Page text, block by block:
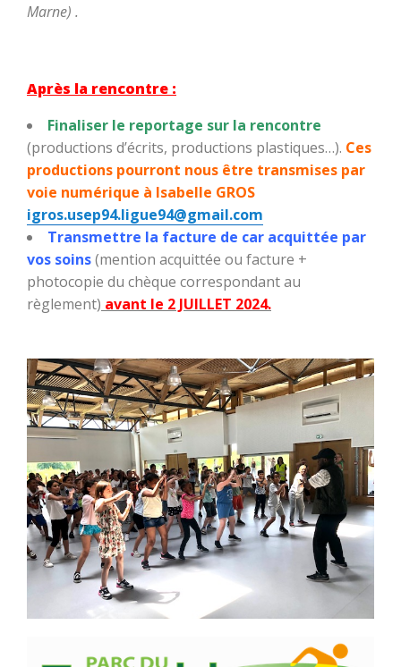
Marne) .
Après la rencontre :
Finaliser le reportage sur la rencontre
(productions d’écrits, productions plastiques…). Ces
productions pourront nous être transmises par
voie numérique à Isabelle GROS
igros.usep94.ligue94@gmail.com
Transmettre la facture de car acquittée par
vos soins(mention acquittée ou facture +
photocopie du chèque correspondant au
règlement) avant le 2 JUILLET 2024.